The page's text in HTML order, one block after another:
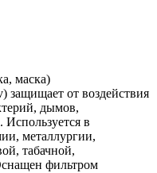
маска)
защищает от воздействия
дымов,
в
металлургии,
табачной,
фильтром